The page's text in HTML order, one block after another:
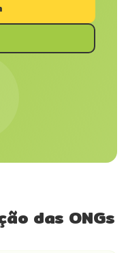
das ONGs